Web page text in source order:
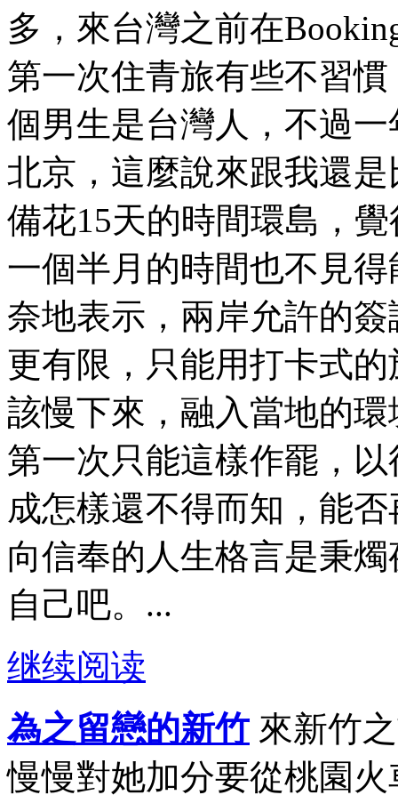
多，來台灣之前在
第一次住青旅有些不習
個男生是台灣人，不過
北京，這麼說來跟我還
備花15天的時間環島，
一個半月的時間也不見
奈地表示，兩岸允許的
更有限，只能用打卡式
該慢下來，融入當地的
第一次只能這樣作罷，
成怎樣還不得而知，能
向信奉的人生格言是秉
自己吧。...
继续阅读
為之留戀的新竹 來新竹
慢慢對她加分要從桃園